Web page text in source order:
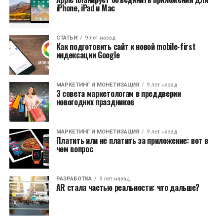
iPhone, iPad и Mac
СТАТЬИ 9 лет назад
Как подготовить сайт к новой mobile-first
индексации Google
МАРКЕТИНГ И МОНЕТИЗАЦИЯ 9 лет назад
3 совета маркетологам в преддверии
новогодних праздников
МАРКЕТИНГ И МОНЕТИЗАЦИЯ 9 лет назад
Платить или не платить за приложение: вот в
чем вопрос
РАЗРАБОТКА 9 лет назад
AR стала частью реальности: что дальше?